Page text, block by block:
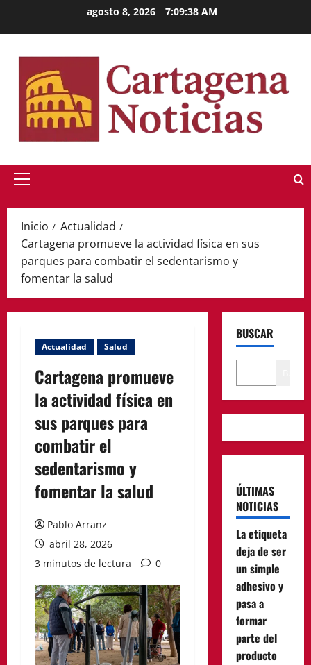
agosto 8, 2026 7:09:38 AM
Menú
Inicio
Actualidad
Cartagena promueve la actividad física en sus
parques para combatir el sedentarismo y
fomentar la salud
Actualidad Salud
Cartagena promueve
la actividad física en
sus parques para
combatir el
sedentarismo y
fomentar la salud
Pablo Arranz
abril 28, 2026
3 minutos de lectura
0
BUSCAR
ÚLTIMAS
NOTICIAS
La etiqueta
deja de ser
un simple
adhesivo y
pasa a
formar
parte del
producto